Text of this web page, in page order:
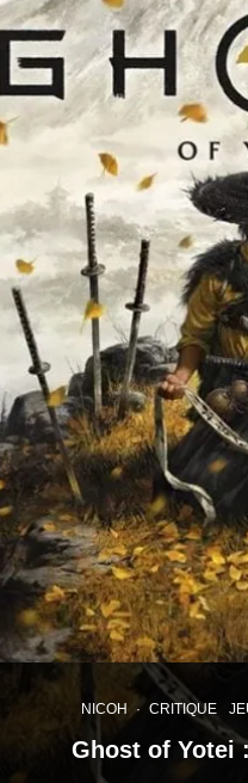
NICOH · CRITIQUE
Ghost of Yotei